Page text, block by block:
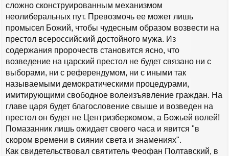
сложно сконструированным механизмом
неолиберальных пут. Превозмочь ее может лишь
промысел Божий, чтобы чудесным образом возвести на
престол всероссийский достойного мужа. Из
содержания пророчеств становится ясно, что
возведение на царский престол не будет связано ни с
выборами, ни с референдумом, ни с иными так
называемыми демократическими процедурами,
имитирующими свободное волеизъявление граждан. На
главе царя будет благословение свыше и возведен на
престол он будет не Центризберкомом, а Божьей волей!
Помазанник лишь ожидает своего часа и явится "в
скором времени в сиянии света и знамениях".
Как свидетельствовал святитель Феофан Полтавский, в